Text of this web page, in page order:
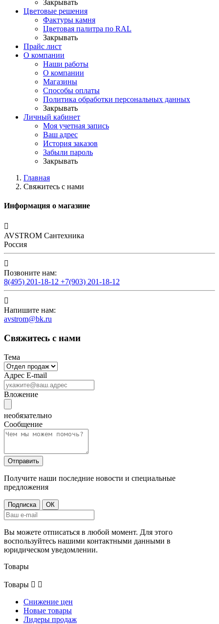
Закрывать
Цветовые решения
Фактуры камня
Цветовая палитра по RAL
Закрывать
Прайс лист
О компании
Наши работы
О компании
Магазины
Способы оплаты
Политика обработки персональных данных
Закрывать
Личный кабинет
Моя учетная запись
Ваш адрес
История заказов
Забыли пароль
Закрывать
Главная
Свяжитесь с нами
Информация о магазине

AVSTROM Сантехника
Россия

Позвоните нам:
8(495) 201-18-12 +7(903) 201-18-12

Напишите нам:
avstrom@bk.ru
Свяжитесь с нами
Тема
Адрес E-mail
Вложение
необязательно
Сообщение
Получите наши последние новости и специальные
предложения
Вы можете отписаться в любой момент. Для этого
воспользуйтесь нашими контактными данными в
юридическом уведомлении.
Товары
Товары  
Снижение цен
Новые товары
Лидеры продаж